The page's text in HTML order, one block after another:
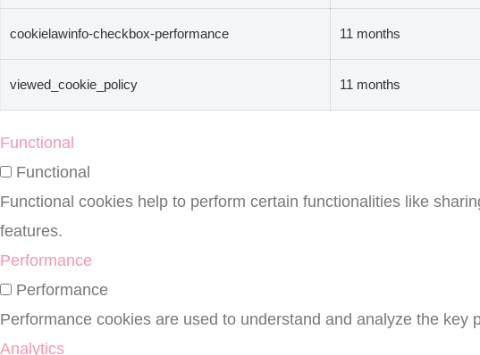
cookielawinfo-checkbox-performance 11 months
viewed_cookie_policy 11 months
Functional
Functional
Functional cookies help to perform certain functionalities like
features.
Performance
Performance
Performance cookies are used to understand and analyze the
Analytics